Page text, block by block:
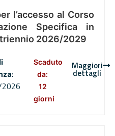
l’accesso al Corso
Specifica in
2026/2029
:
Scaduto
da:
12
giorni
Maggiori
dettagli